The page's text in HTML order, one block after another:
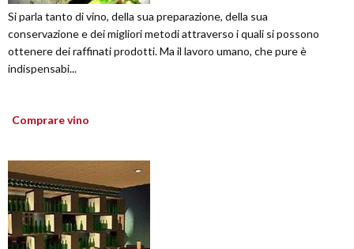
Si parla tanto di vino, della sua preparazione, della sua
conservazione e dei migliori metodi attraverso i quali si possono
ottenere dei raffinati prodotti. Ma il lavoro umano, che pure è
indispensabi...
Comprare vino